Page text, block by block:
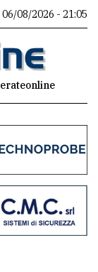
06/08/2026 - 21:05